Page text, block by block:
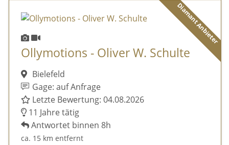
Diamant Anbieter
Ollymotions - Oliver W. Schulte
Bielefeld
Gage: auf Anfrage
Letzte Bewertung: 04.08.2026
11 Jahre tätig
Antwortet binnen 8h
ca. 15 km entfernt